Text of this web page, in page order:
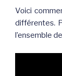
Voici
différentes.
l’ensemble